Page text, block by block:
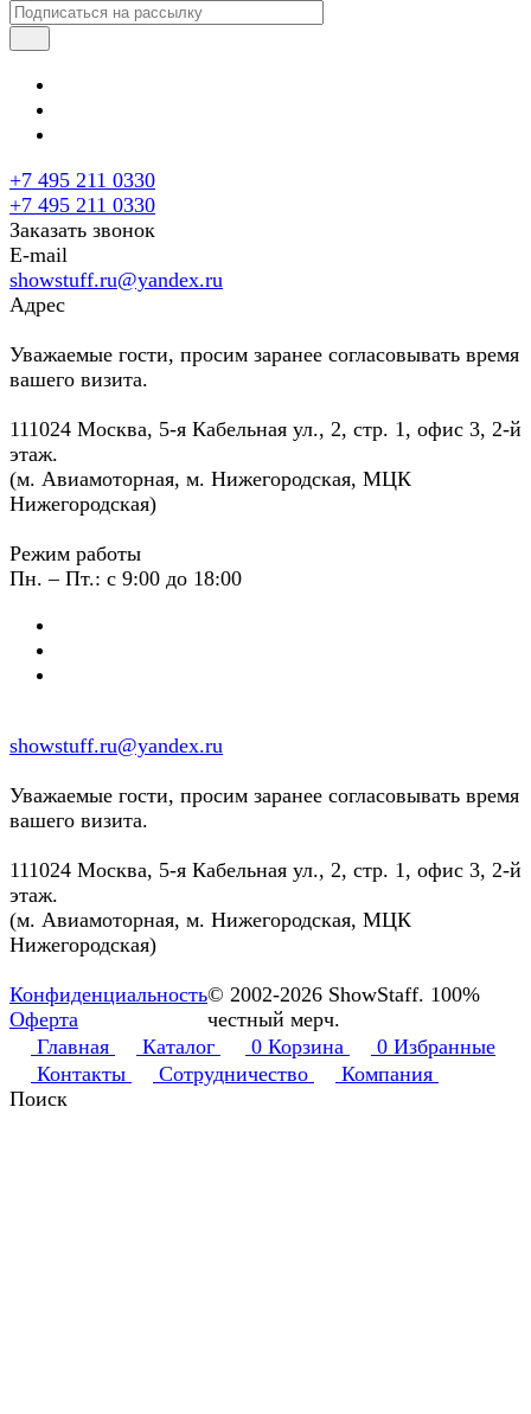
+7 495 211 0330
+7 495 211 0330
Заказать звонок
E-mail
showstuff.ru@yandex.ru
Адрес
Уважаемые гости, просим заранее согласовывать время
вашего визита.
111024 Москва, 5-я Кабельная ул., 2, стр. 1, офис 3, 2-й
этаж.
(м. Авиамоторная, м. Нижегородская, МЦК
Нижегородская)
Режим работы
Пн. – Пт.: с 9:00 до 18:00
showstuff.ru@yandex.ru
Уважаемые гости, просим заранее согласовывать время
вашего визита.
111024 Москва, 5-я Кабельная ул., 2, стр. 1, офис 3, 2-й
этаж.
(м. Авиамоторная, м. Нижегородская, МЦК
Нижегородская)
Конфиденциальность
Оферта
© 2002-2026 ShowStaff. 100%
честный мерч.
Главная
Каталог 0 Корзина 0 Избранные
Контакты
Сотрудничество
Компания
Поиск